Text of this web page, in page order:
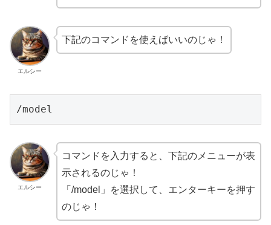
エルシー
下記のコマンドを使えばいいのじゃ！
/model
エルシー
コマンドを入力すると、下記のメニューが表
示されるのじゃ！
「/model」を選択して、エンターキーを押す
のじゃ！